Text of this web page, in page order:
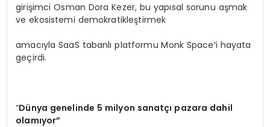
girişimci Osman Dora Kezer, bu yapısal sorunu aşmak
ve ekosistemi demokratikleştirmek
amacıyla SaaS tabanlı platformu Monk Space’i hayata
geçirdi.
“Dünya genelinde 5 milyon sanatçı pazara dahil
olamıyor”